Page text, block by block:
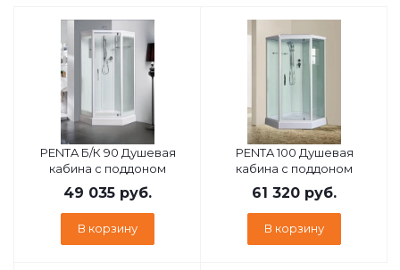
PENTA Б/К 90 Душевая
кабина с поддоном
49 035 руб.
В корзину
PENTA 100 Душевая
кабина с поддоном
61 320 руб.
В корзину